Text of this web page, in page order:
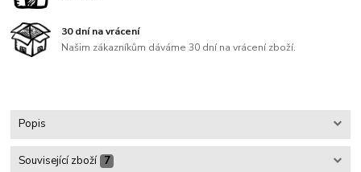
30 dní na vrácení
Našim zákazníkům dáváme 30 dní na vrácení zboží.
Popis
Související zboží 7